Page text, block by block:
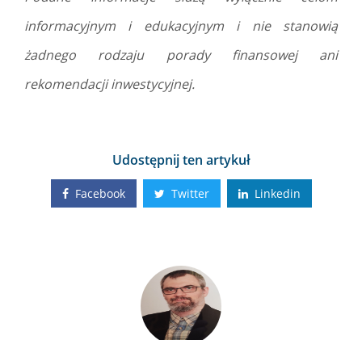
informacyjnym i edukacyjnym i nie stanowią
żadnego rodzaju porady finansowej ani
rekomendacji inwestycyjnej.
Udostępnij ten artykuł
Facebook Twitter Linkedin